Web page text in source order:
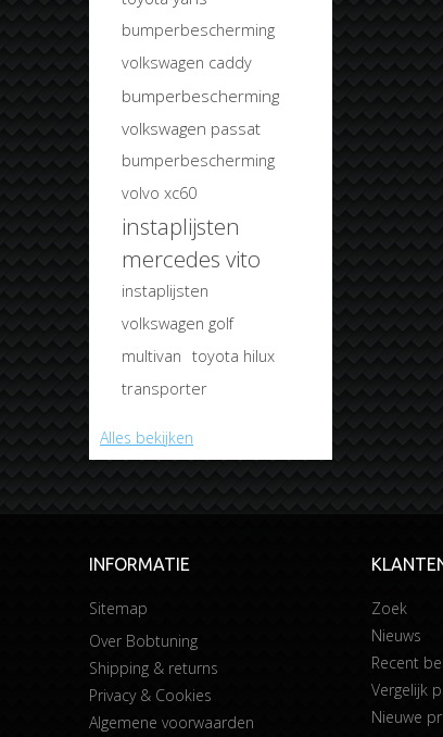
bumperbescherming
volkswagen caddy
bumperbescherming
volkswagen passat
bumperbescherming
volvo xc60
instaplijsten
mercedes vito
instaplijsten
volkswagen golf
multivan toyota hilux
transporter
Alles bekijken
INFORMATIE
Sitemap
Over Bobtuning
Shipping & returns
Privacy & Cookies
Algemene voorwaarden
Zoek
Nieuws
Recent
Vergelijk
Nieuwe